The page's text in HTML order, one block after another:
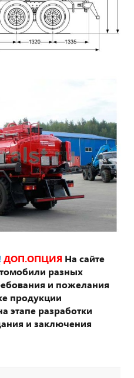
ДОП.ОПЦИЯ На сайте
разных
и пожелания
продукции
этапе разработки
и заключения